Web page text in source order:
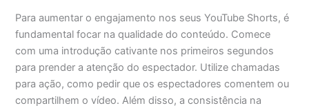
Para aumentar o engajamento nos seus YouTube Shorts, é
fundamental focar na qualidade do conteúdo. Comece
com uma introdução cativante nos primeiros segundos
para prender a atenção do espectador. Utilize chamadas
para ação, como pedir que os espectadores comentem ou
compartilhem o vídeo. Além disso, a consistência na